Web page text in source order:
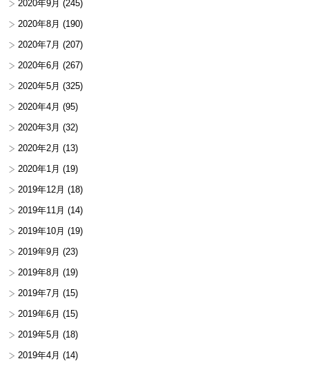
2020年9月 (245)
2020年8月 (190)
2020年7月 (207)
2020年6月 (267)
2020年5月 (325)
2020年4月 (95)
2020年3月 (32)
2020年2月 (13)
2020年1月 (19)
2019年12月 (18)
2019年11月 (14)
2019年10月 (19)
2019年9月 (23)
2019年8月 (19)
2019年7月 (15)
2019年6月 (15)
2019年5月 (18)
2019年4月 (14)